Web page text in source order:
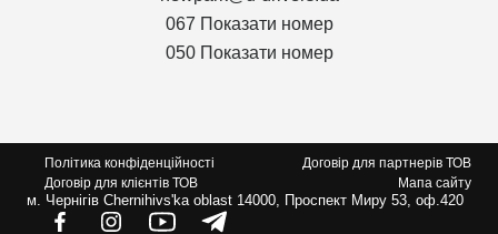
067 Показати номер
050 Показати номер
Політика конфіденційності
Договір для партнерів ТОВ
Договір для клієнтів ТОВ
Мапа сайту
м. Чернігів Chernihivs'ka oblast 14000, Проспект Миру 53, оф.420